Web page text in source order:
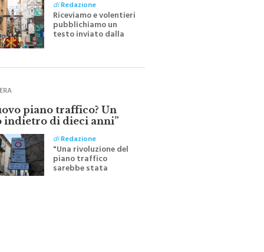
diRedazione
Riceviamo e volentieri
pubblichiamo un
testo inviato dalla
all'indomani della
piano traffico? Un
indietro di dieci anni”
diRedazione
"Una rivoluzione del
piano traffico
sarebbe stata